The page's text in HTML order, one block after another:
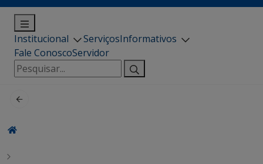
Institucional ServiçosInformativos
Fale ConoscoServidor
Pesquisar
por: